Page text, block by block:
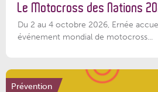
Le Motocross des Nations
Du 2 au 4 octobre 2026, Ernée
événement mondial de motocross...
Prévention